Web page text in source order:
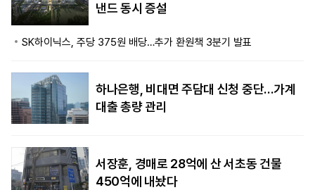
낸드 동시 증설
SK하이닉스, 주당 375원 배당…추가 환원책 3분기 발표
하나은행, 비대면 주담대 신청 중단…가계
대출 총량 관리
서장훈, 경매로 28억에 산 서초동 건물
450억에 내놨다